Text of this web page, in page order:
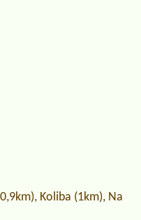
Koliba (1km), Na